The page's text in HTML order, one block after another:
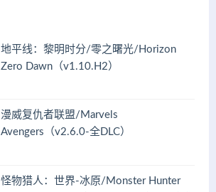
地平线：黎明时分/零之曙光/Horizon
Zero Dawn（v1.10.H2）
漫威复仇者联盟/Marvels
Avengers（v2.6.0-全DLC）
怪物猎人：世界-冰原/Monster Hunter